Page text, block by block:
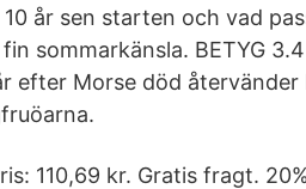
år sen starten och vad
sommarkänsla. BETYG
efter Morse död
110,69 kr. Gratis fragt.